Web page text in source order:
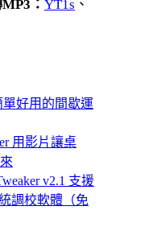
： YT1s 、
單好用的間歇運
用影片讓桌
v2.1 支援
調校軟體（免